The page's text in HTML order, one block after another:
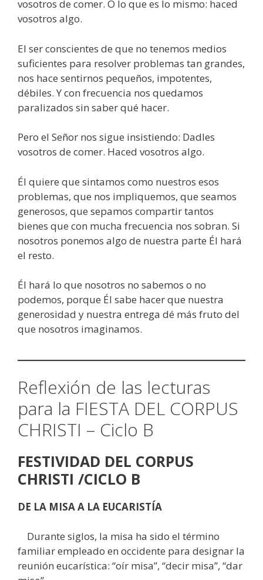
vosotros de comer. O lo que es lo mismo: haced
vosotros algo.
El ser conscientes de que no tenemos medios
suficientes para resolver problemas tan grandes,
nos hace sentirnos pequeños, impotentes,
débiles. Y con frecuencia nos quedamos
paralizados sin saber qué hacer.
Pero el Señor nos sigue insistiendo: Dadles
vosotros de comer. Haced vosotros algo.
Él quiere que sintamos como nuestros esos
problemas, que nos impliquemos, que seamos
generosos, que sepamos compartir tantos
bienes que con mucha frecuencia nos sobran. Si
nosotros ponemos algo de nuestra parte Él hará
el resto.
Él hará lo que nosotros no sabemos o no
podemos, porque Él sabe hacer que nuestra
generosidad y nuestra entrega dé más fruto del
que nosotros imaginamos.
Reflexión de las lecturas
para la FIESTA DEL CORPUS
CHRISTI – Ciclo B
FESTIVIDAD DEL CORPUS
CHRISTI /CICLO B
DE LA MISA A LA EUCARISTÍA
Durante siglos, la misa ha sido el término
familiar empleado en occidente para designar la
reunión eucarística: “oír misa”, “decir misa”, “dar